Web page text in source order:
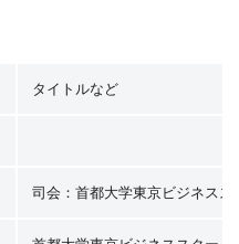
タイトルなど
司会：首都大学東京ビジネ